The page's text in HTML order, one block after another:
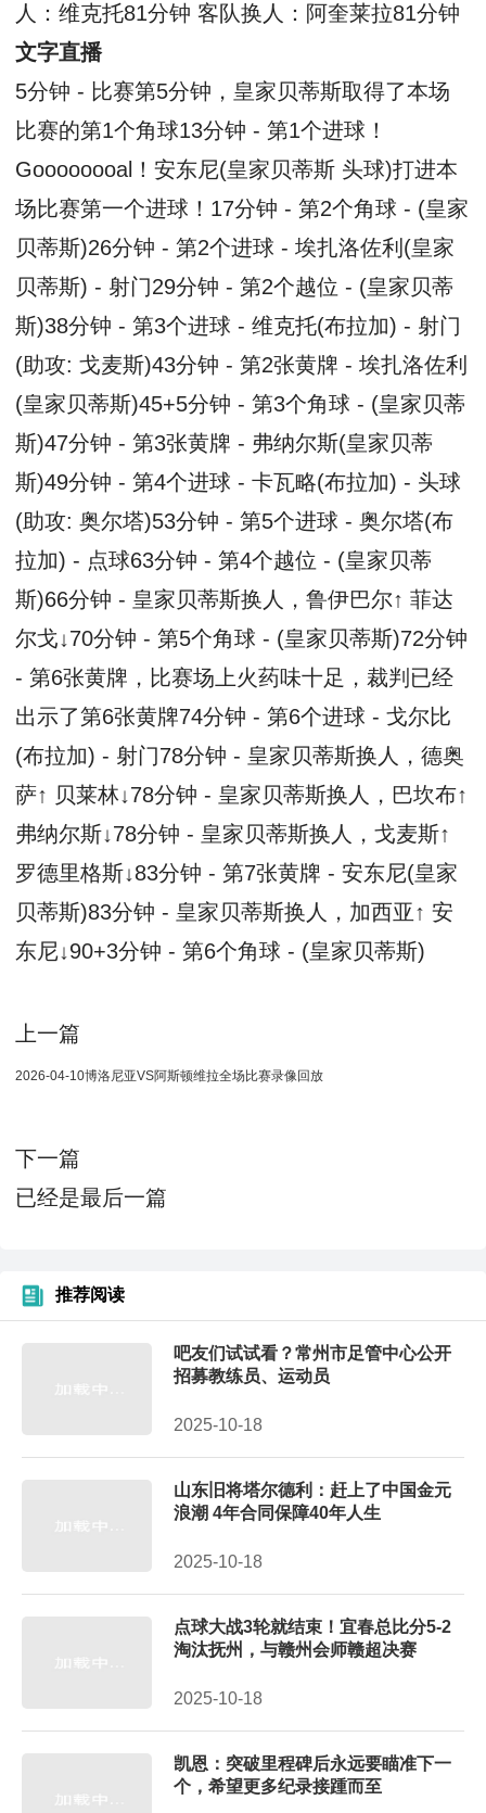
人：维克托81分钟 客队换人：阿奎莱拉81分钟
文字直播
5分钟 - 比赛第5分钟，皇家贝蒂斯取得了本场
比赛的第1个角球13分钟 - 第1个进球！
Goooooooal！安东尼(皇家贝蒂斯 头球)打进本
场比赛第一个进球！17分钟 - 第2个角球 - (皇家
贝蒂斯)26分钟 - 第2个进球 - 埃扎洛佐利(皇家
贝蒂斯) - 射门29分钟 - 第2个越位 - (皇家贝蒂
斯)38分钟 - 第3个进球 - 维克托(布拉加) - 射门
(助攻: 戈麦斯)43分钟 - 第2张黄牌 - 埃扎洛佐利
(皇家贝蒂斯)45+5分钟 - 第3个角球 - (皇家贝蒂
斯)47分钟 - 第3张黄牌 - 弗纳尔斯(皇家贝蒂
斯)49分钟 - 第4个进球 - 卡瓦略(布拉加) - 头球
(助攻: 奥尔塔)53分钟 - 第5个进球 - 奥尔塔(布
拉加) - 点球63分钟 - 第4个越位 - (皇家贝蒂
斯)66分钟 - 皇家贝蒂斯换人，鲁伊巴尔↑ 菲达
尔戈↓70分钟 - 第5个角球 - (皇家贝蒂斯)72分钟
- 第6张黄牌，比赛场上火药味十足，裁判已经
出示了第6张黄牌74分钟 - 第6个进球 - 戈尔比
(布拉加) - 射门78分钟 - 皇家贝蒂斯换人，德奥
萨↑ 贝莱林↓78分钟 - 皇家贝蒂斯换人，巴坎布↑
弗纳尔斯↓78分钟 - 皇家贝蒂斯换人，戈麦斯↑
罗德里格斯↓83分钟 - 第7张黄牌 - 安东尼(皇家
贝蒂斯)83分钟 - 皇家贝蒂斯换人，加西亚↑ 安
东尼↓90+3分钟 - 第6个角球 - (皇家贝蒂斯)
上一篇
2026-04-10博洛尼亚VS阿斯顿维拉全场比赛录像回放
下一篇
已经是最后一篇
推荐阅读
吧友们试试看？常州市足管中心公开
招募教练员、运动员
2025-10-18
山东旧将塔尔德利：赶上了中国金元
浪潮 4年合同保障40年人生
2025-10-18
点球大战3轮就结束！宜春总比分5-2
淘汰抚州，与赣州会师赣超决赛
2025-10-18
凯恩：突破里程碑后永远要瞄准下一
个，希望更多纪录接踵而至